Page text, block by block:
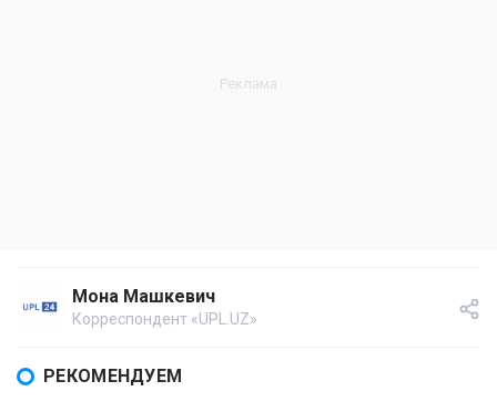
Мона Машкевич
Корреспондент «UPL.UZ»
РЕКОМЕНДУЕМ